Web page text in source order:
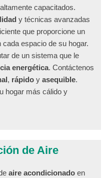
capacitados.
y técnicas avanzadas
que proporcione un
cada espacio de su hogar.
de un sistema que le
energética. Contáctenos
, rápido y asequible.
hogar más cálido y
de Aire
aire acondicionado en